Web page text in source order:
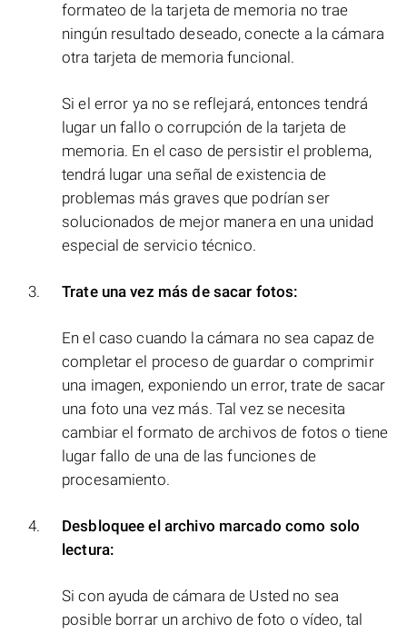
formateo de la tarjeta de memoria no trae
ningún resultado deseado, conecte a la cámara
otra tarjeta de memoria funcional.
Si el error ya no se reflejará, entonces tendrá
lugar un fallo o corrupción de la tarjeta de
memoria. En el caso de persistir el problema,
tendrá lugar una señal de existencia de
problemas más graves que podrían ser
solucionados de mejor manera en una unidad
especial de servicio técnico.
Trate una vez más de sacar fotos:
En el caso cuando la cámara no sea capaz de
completar el proceso de guardar o comprimir
una imagen, exponiendo un error, trate de sacar
una foto una vez más. Tal vez se necesita
cambiar el formato de archivos de fotos o tiene
lugar fallo de una de las funciones de
procesamiento.
Desbloquee el archivo marcado como solo
lectura:
Si con ayuda de cámara de Usted no sea
posible borrar un archivo de foto o vídeo, tal